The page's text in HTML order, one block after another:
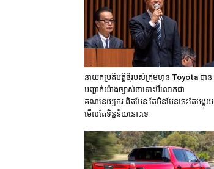
នាយកប្រតិបត្តិថ្មីរបស់ក្រុមហ៊ុន Toyota បាន
បញ្ជាក់យ៉ាងច្បាស់ថាទោះបីលោកជា
គណនេយ្យករ ពិតមែន តែមិនមែនចេះតែអង្គុយ
មើលតែទិន្នន័យនោះទេ